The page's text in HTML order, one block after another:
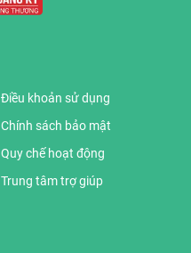
Điều khoản sử dụng
Chính sách bảo mật
Quy chế hoạt động
Trung tâm trợ giúp